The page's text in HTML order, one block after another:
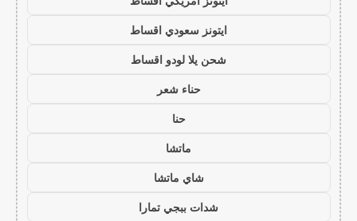
ايتونز سعودي اقساط
شحن يلا لودو اقساط
حناء شعر
حنا
ماتشا
شاي ماتشا
شدات ببجي تمارا